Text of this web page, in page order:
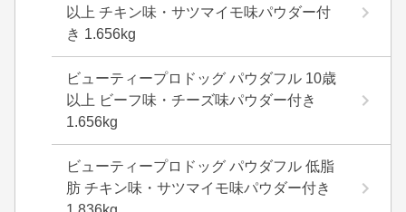
以上 チキン味・サツマイモ味パウダー付
き 1.656kg
ビューティープロドッグ パウダフル 10歳
以上 ビーフ味・チーズ味パウダー付き
1.656kg
ビューティープロドッグ パウダフル 低脂
肪 チキン味・サツマイモ味パウダー付き